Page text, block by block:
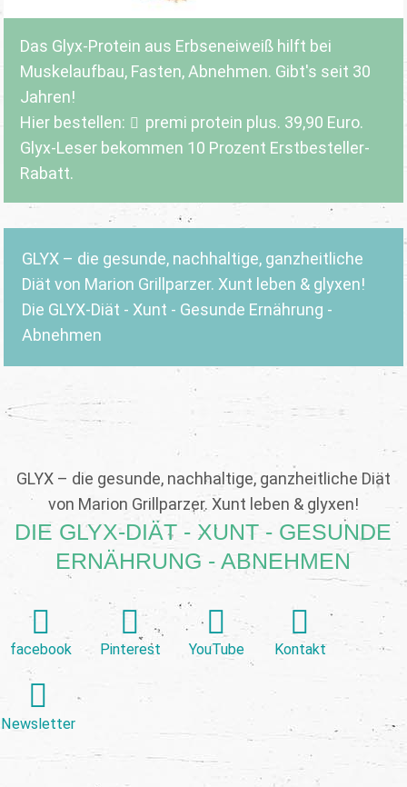
Das Glyx-Protein aus Erbseneiweiß hilft bei
Muskelaufbau, Fasten, Abnehmen. Gibt's seit 30
Jahren!
Hier bestellen:
premi protein plus. 39,90 Euro.
Glyx-Leser bekommen 10 Prozent Erstbesteller-
Rabatt.
GLYX – die gesunde, nachhaltige, ganzheitliche
Diät von Marion Grillparzer. Xunt leben & glyxen!
Die GLYX-Diät - Xunt - Gesunde Ernährung -
Abnehmen
GLYX – die gesunde, nachhaltige, ganzheitliche Diät
von Marion Grillparzer. Xunt leben & glyxen!
DIE GLYX-DIÄT - XUNT - GESUNDE
ERNÄHRUNG - ABNEHMEN
facebook Pinterest YouTube Kontakt
Newsletter